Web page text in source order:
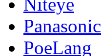
Panasonic
PoeLang